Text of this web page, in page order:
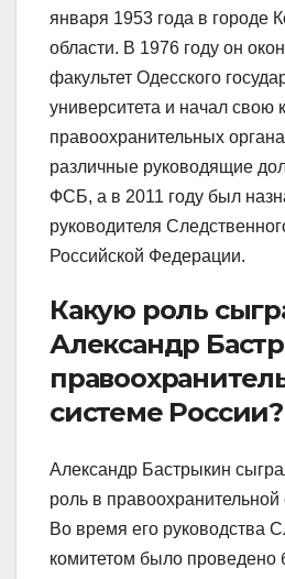
января 1953 года в городе
области. В 1976 году он
факультет Одесского
университета и начал свою
правоохранительных
различные руководящие
ФСБ, а в 2011 году был
руководителя
Российской Федерации.
Какую роль
Александр
системе России?
Александр Бастрыкин
роль в
Во время его руководства
комитетом было проведено